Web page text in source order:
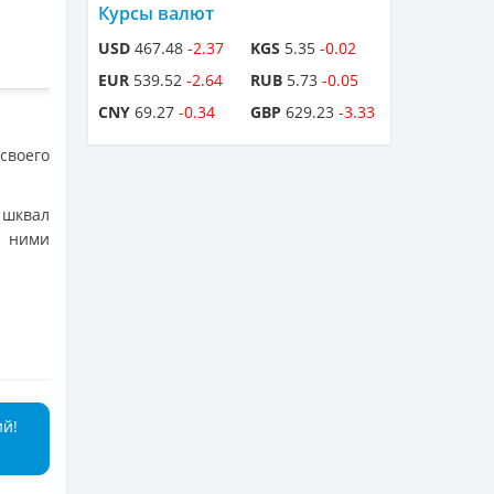
шквал
ними
Курсы валют
USD 467.48 -2.37
EUR 539.52 -2.64
CNY 69.27 -0.34
KGS 5.35 -0.02
RUB 5.73 -0.05
GBP 629.23 -3.33